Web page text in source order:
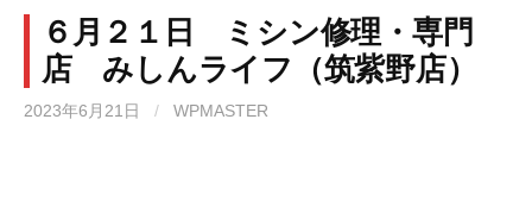
６月２１日 ミシン修理・専門
店 みしんライフ（筑紫野店）
2023年6月21日 / WPMASTER